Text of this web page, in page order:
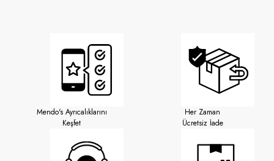
Mendo's Ayrıcalıklarını
Keşfet
Her Zaman
Ücretsiz İade